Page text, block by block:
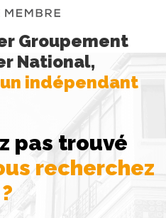
Groupement
National,
indépendant
pas trouvé
recherchez
?